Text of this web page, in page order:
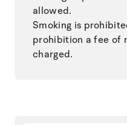
allowed.
Smoking is
prohibition a fee of
charged.